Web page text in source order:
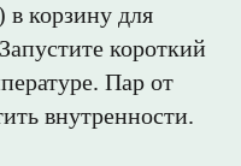
в корзину для
короткий
Пар от
внутренности.